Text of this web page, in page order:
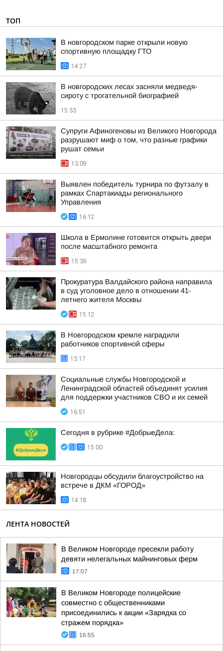
ТОП
В новгородском парке открыли новую
спортивную площадку ГТО
14:27
В новгородских лесах засняли медведя-
сироту с трогательной биографией
15:33
Супруги Афиногеновы из Великого Новгорода
разрушают миф о том, что разные графики
рушат семьи
13:09
Выявлен победитель турнира по футзалу в
рамках Спартакиады регионального
Управления
16:12
Школа в Ермолине готовится открыть двери
после масштабного ремонта
15:39
Прокуратура Валдайского района направила
в суд уголовное дело в отношении 41-
летнего жителя Москвы
15:12
В Новгородском кремле наградили
работников спортивной сферы
13:17
Социальные службы Новгородской и
Ленинградской областей объединят усилия
для поддержки участников СВО и их семей
16:51
Сегодня в рубрике #ДобрыеДела:
15:00
Новгородцы обсудили благоустройство на
встрече в ДКМ «ГОРОД»
14:18
ЛЕНТА НОВОСТЕЙ
В Великом Новгороде пресекли работу
девяти нелегальных майнинговых ферм
17:07
В Великом Новгороде полицейские
совместно с общественниками
присоединились к акции «Зарядка со
стражем порядка»
16:55